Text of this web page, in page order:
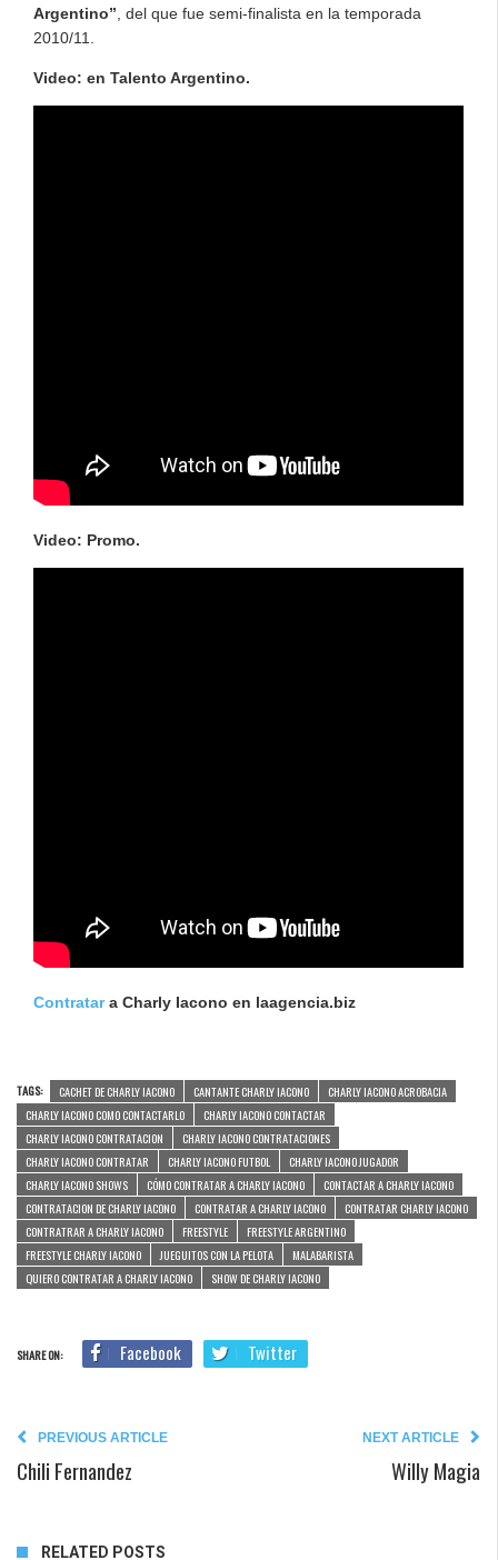
Argentino” , del que fue semi-finalista en la temporada
2010/11.
Video: en Talento Argentino.
Video: Promo.
Contratara Charly Iacono en laagencia.biz
TAGS: CACHET DE CHARLY IACONO CANTANTE CHARLY IACONO
CHARLY IACONO ACROBACIA
CHARLY IACONO COMO CONTACTARLO
CHARLY IACONO CONTACTAR
CHARLY IACONO CONTRATACION
CHARLY IACONO CONTRATACIONES
CHARLY IACONO CONTRATAR
CHARLY IACONO FUTBOL
CHARLY IACONO JUGADOR
CHARLY IACONO SHOWS
CÓMO CONTRATAR A CHARLY IACONO
CONTACTAR A CHARLY IACONO
CONTRATACION DE CHARLY IACONO
CONTRATAR A CHARLY IACONO
CONTRATAR CHARLY IACONO
CONTRATRAR A CHARLY IACONO
FREESTYLE
FREESTYLE ARGENTINO
FREESTYLE CHARLY IACONO
JUEGUITOS CON LA PELOTA
MALABARISTA
QUIERO CONTRATAR A CHARLY IACONO
SHOW DE CHARLY IACONO
SHARE ON: Facebook Twitter
PREVIOUS ARTICLE
Chili Fernandez
NEXT ARTICLE
Willy Magia
RELATED POSTS